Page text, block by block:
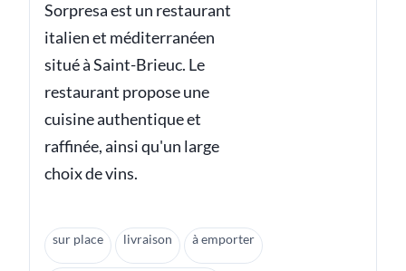
Sorpresa est un restaurant
italien et méditerranéen
situé à Saint-Brieuc. Le
restaurant propose une
cuisine authentique et
raffinée, ainsi qu'un large
choix de vins.
sur place livraison à emporter